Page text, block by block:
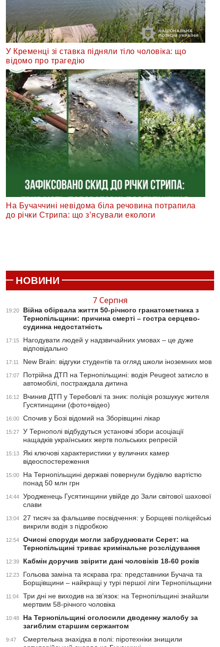
У Кременці зі ставка підняли тіло чоловіка: що
відомо про трагедію
На Бучаччині невідома біла речовина потрапила
до річки Стрипа: що з’ясували екологи
НОВИНИ
7 Серпня
19:20
Війна обірвала життя 50-річного гранатометника з
Тернопільщини: причина смерті – гостра серцево-
судинна недостатність
17:15
Нагодувати людей у надзвичайних умовах – це дуже
відповідально
17:11 New Brain: відгуки студентів та огляд школи іноземних мов
17:07
Потрійна ДТП на Тернопільщині: водія Peugeot затисло в
автомобілі, постраждала дитина
16:12
Вчинив ДТП у Теребовлі та зник: поліція розшукує жителя
Гусятинщини (фото+відео)
16:00 Спочив у Бозі відомий на Зборівщині лікар
15:27
У Тернополі відбудуться установчі збори асоціації
нащадків українських жертв польських репресій
15:13
Які ключові характеристики у вуличних камер
відеоспостереження
15:00
На Тернопільщині державі повернули будівлю вартістю
понад 50 млн грн
14:44
Уродженець Гусятинщини увійде до Зали світової шахової
слави
13:04
27 тисяч за фальшиве посвідчення: у Борщеві поліцейські
викрили водія з підробкою
12:54
Очисні споруди могли забруднювати Серет: на
Тернопільщині триває кримінальне розслідування
12:39 Кабмін доручив звірити дані чоловіків 18-60 років
12:23
Гольова заміна та яскрава гра: представники Бучача та
Борщівщини – найкращі у турі першої ліги Тернопільщини
11:04
Три дні не виходив на зв’язок: на Тернопільщині знайшли
мертвим 58-річного чоловіка
10:48
На Тернопільщині оголосили дводенну жалобу за
загиблим старшим сержантом
9:47
Смертельна знахідка в полі: піротехніки знищили